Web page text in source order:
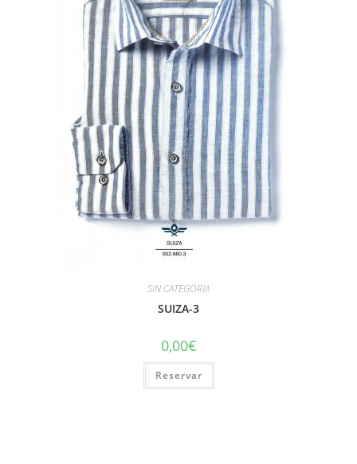
SIN CATEGORIA
SUIZA-3
0,00€
Reservar